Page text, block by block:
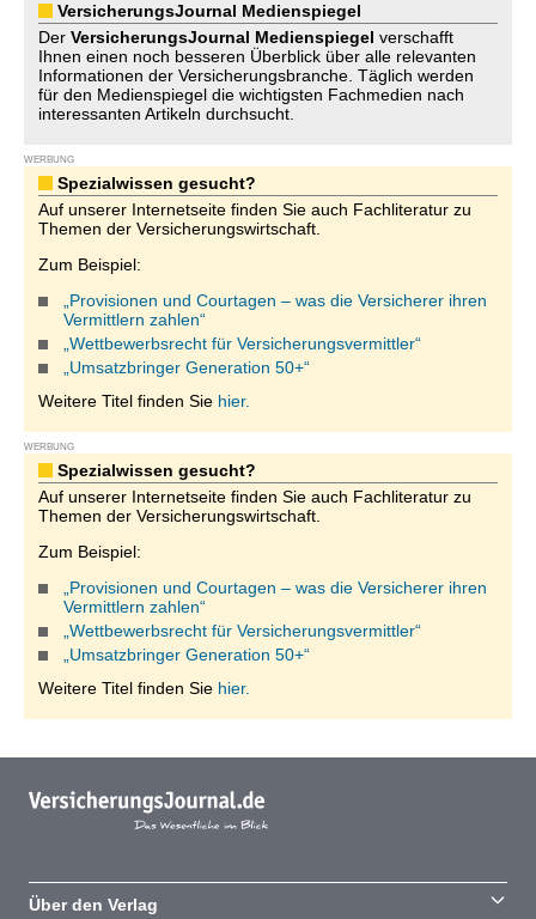
VersicherungsJournal Medienspiegel
Der VersicherungsJournal Medienspiegel verschafft
Ihnen einen noch besseren Überblick über alle relevanten
Informationen der Versicherungsbranche. Täglich werden
für den Medienspiegel die wichtigsten Fachmedien nach
interessanten Artikeln durchsucht.
WERBUNG
Spezialwissen gesucht?
Auf unserer Internetseite finden Sie auch Fachliteratur zu
Themen der Versicherungswirtschaft.
Zum Beispiel:
„Provisionen und Courtagen – was die Versicherer ihren
Vermittlern zahlen“
„Wettbewerbsrecht für Versicherungsvermittler“
„Umsatzbringer Generation 50+“
Weitere Titel finden Sie hier.
WERBUNG
Spezialwissen gesucht?
Auf unserer Internetseite finden Sie auch Fachliteratur zu
Themen der Versicherungswirtschaft.
Zum Beispiel:
„Provisionen und Courtagen – was die Versicherer ihren
Vermittlern zahlen“
„Wettbewerbsrecht für Versicherungsvermittler“
„Umsatzbringer Generation 50+“
Weitere Titel finden Sie hier.
Über den Verlag